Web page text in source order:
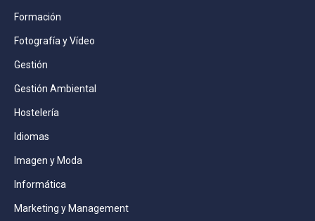
Formación
Fotografía y Vídeo
Gestión
Gestión Ambiental
Hostelería
Idiomas
Imagen y Moda
Informática
Marketing y Management